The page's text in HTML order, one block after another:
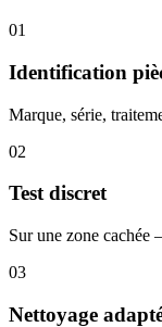
01
Identification
Marque, série,
02
Test discret
Sur une zone
03
Nettoyage